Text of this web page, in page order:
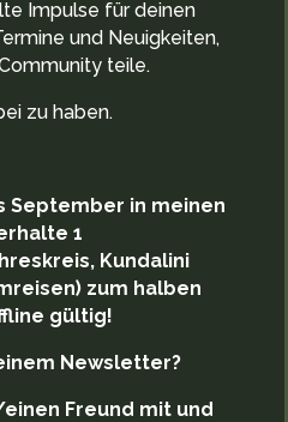
Impulse für deinen
und Neuigkeiten,
teile.
zu haben.
September in meinen
1
Kundalini
zum halben
gültig!
Newsletter?
Freund mit und